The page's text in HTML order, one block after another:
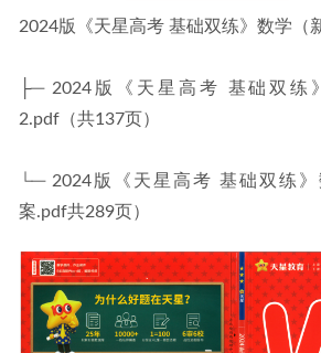
2024版《天星高考 基础双练》数学（
├─ 2024版《天星高考 基础双练
2.pdf（共137页）
└─ 2024版《天星高考 基础双练
案.pdf共289页）
讲+奥数拓展，2.62G百度网盘资源打包下载
09-04
高中生必看！揭秘超神高中语文网课老
2025袁帅高二物理s网课教程下学期寒